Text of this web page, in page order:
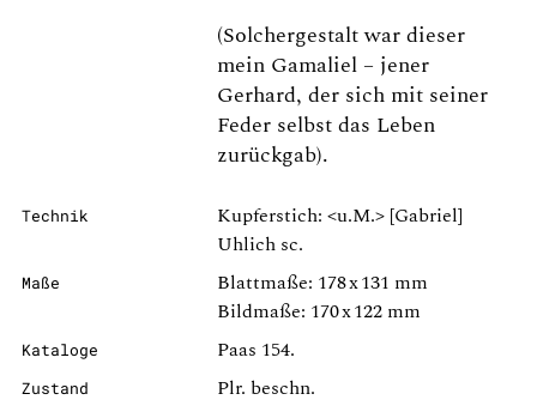
(Solchergestalt war dieser
mein Gamaliel – jener
Gerhard, der sich mit seiner
Feder selbst das Leben
zurückgab).
Technik
Kupferstich: <u.M.> [Gabriel]
Uhlich sc.
Maße
Blattmaße: 178 x 131 mm
Bildmaße: 170 x 122 mm
Kataloge Paas 154.
Zustand Plr. beschn.